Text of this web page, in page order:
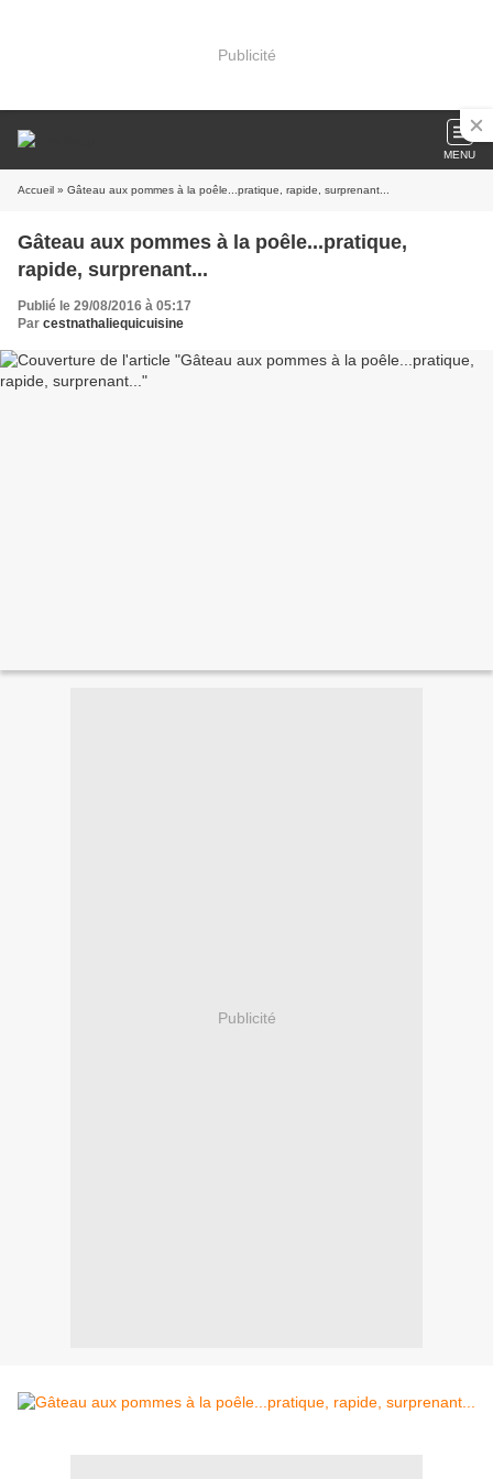
Publicité
MENU
Accueil » Gâteau aux pommes à la poêle...pratique, rapide, surprenant...
Gâteau aux pommes à la poêle...pratique,
rapide, surprenant...
Publié le 29/08/2016 à 05:17
Par cestnathaliequicuisine
Publicité